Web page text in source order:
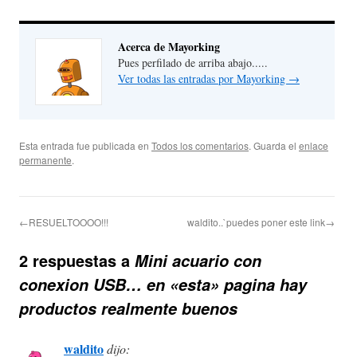
Acerca de Mayorking
Pues perfilado de arriba abajo.....
Ver todas las entradas por Mayorking →
Esta entrada fue publicada en Todos los comentarios. Guarda el enlace
permanente.
←RESUELTOOOO!!! waldito..`puedes poner este link→
2 respuestas a Mini acuario con
conexion USB… en «esta» pagina hay
productos realmente buenos
walditodijo: